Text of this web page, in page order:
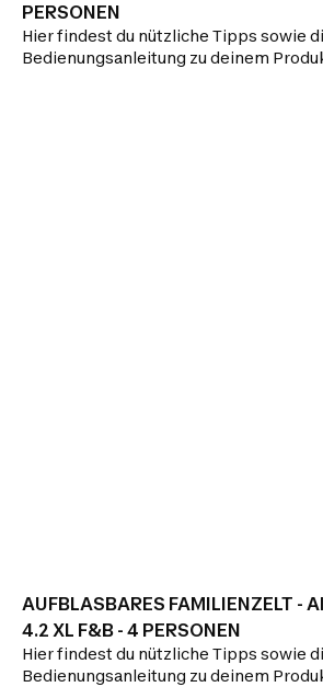
PERSONEN
Hier findest du nützliche Tipps sowie
Bedienungsanleitung zu deinem
AUFBLASBARES FAMILIENZELT -
4.2 XL F&B - 4 PERSONEN
Hier findest du nützliche Tipps sowie
Bedienungsanleitung zu deinem